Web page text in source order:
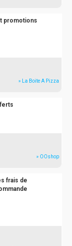
promotions
» La Boite A Pizza
» OOshop
frais de